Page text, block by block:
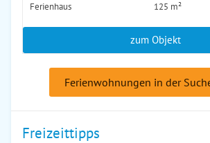
Ferienhaus 125 m²
zum Objekt
Ferienwohnungen in der
Freizeittipps